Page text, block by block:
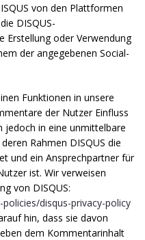
von den Plattformen
DISQUS-
Erstellung oder Verwendung
der angegebenen Social-
Funktionen in unsere
der Nutzer Einfluss
jedoch in eine unmittelbare
Rahmen DISQUS die
und ein Ansprechpartner für
ist. Wir verweisen
von DISQUS:
disqus-privacy-policy
hin, dass sie davon
dem Kommentarinhalt